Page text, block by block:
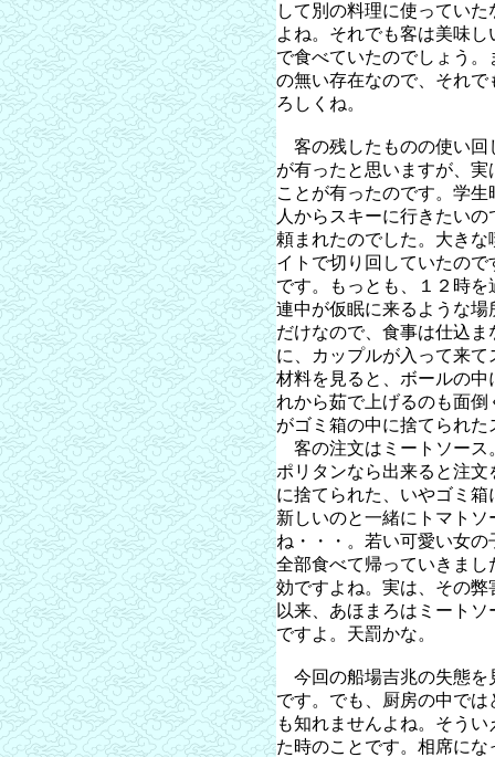
して別の料理に使ってい
よね。それでも客は美味
で食べていたのでしょう
の無い存在なので、それ
ろしくね。
客の残したものの使い回
が有ったと思いますが、
ことが有ったのです。学
人からスキーに行きたい
頼まれたのでした。大き
イトで切り回していたの
です。もっとも、１２時
連中が仮眠に来るような
だけなので、食事は仕込
に、カップルが入って来
材料を見ると、ボールの
れから茹で上げるのも面
がゴミ箱の中に捨てられ
客の注文はミートソース
ポリタンなら出来ると注
に捨てられた、いやゴミ
新しいのと一緒にトマト
ね・・・。若い可愛い女
全部食べて帰っていきま
効ですよね。実は、その
以来、あほまろはミート
ですよ。天罰かな。
今回の船場吉兆の失態を
です。でも、厨房の中で
も知れませんよね。そう
た時のことです。相席に